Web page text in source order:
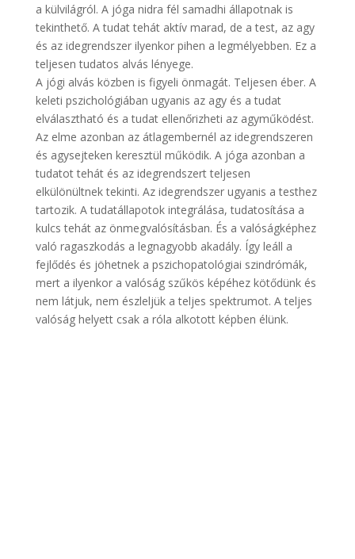
a külvilágról. A jóga nidra fél samadhi állapotnak is
tekinthető. A tudat tehát aktív marad, de a test, az agy
és az idegrendszer ilyenkor pihen a legmélyebben. Ez a
teljesen tudatos alvás lényege.
A jógi alvás közben is figyeli önmagát. Teljesen éber. A
keleti pszichológiában ugyanis az agy és a tudat
elválasztható és a tudat ellenőrizheti az agyműködést.
Az elme azonban az átlagembernél az idegrendszeren
és agysejteken keresztül működik. A jóga azonban a
tudatot tehát és az idegrendszert teljesen
elkülönültnek tekinti. Az idegrendszer ugyanis a testhez
tartozik. A tudatállapotok integrálása, tudatosítása a
kulcs tehát az önmegvalósításban. És a valóságképhez
való ragaszkodás a legnagyobb akadály. Így leáll a
fejlődés és jöhetnek a pszichopatológiai szindrómák,
mert a ilyenkor a valóság szűkös képéhez kötődünk és
nem látjuk, nem észleljük a teljes spektrumot. A teljes
valóság helyett csak a róla alkotott képben élünk.